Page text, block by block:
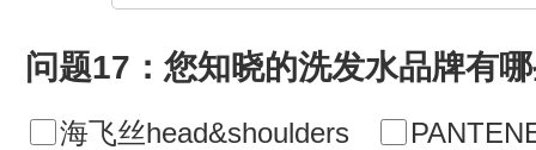
问题17：您知晓的洗发水品牌有
海飞丝head&shoulders